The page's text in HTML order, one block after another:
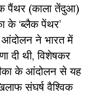
पैंथर (काला तेंदुआ)
के ‘ब्लैक पेंथर’
आंदोलन ने भारत में
दी थी, विशेषकर
के आंदोलन से यह
संघर्ष वैश्विक